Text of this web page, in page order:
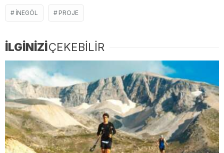
İNEGÖL PROJE
İLGİNİZİÇEKEBİLİR